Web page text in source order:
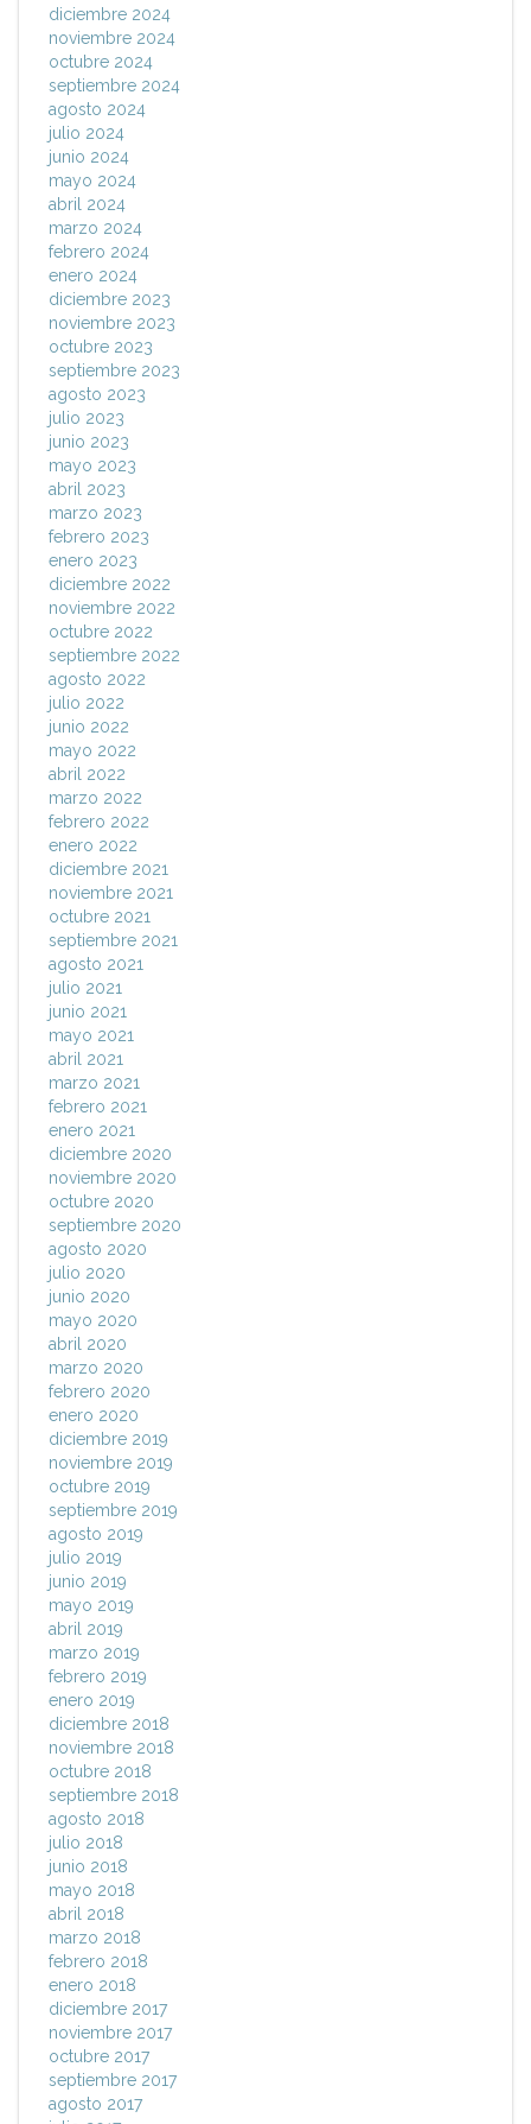
diciembre 2024
noviembre 2024
octubre 2024
septiembre 2024
agosto 2024
julio 2024
junio 2024
mayo 2024
abril 2024
marzo 2024
febrero 2024
enero 2024
diciembre 2023
noviembre 2023
octubre 2023
septiembre 2023
agosto 2023
julio 2023
junio 2023
mayo 2023
abril 2023
marzo 2023
febrero 2023
enero 2023
diciembre 2022
noviembre 2022
octubre 2022
septiembre 2022
agosto 2022
julio 2022
junio 2022
mayo 2022
abril 2022
marzo 2022
febrero 2022
enero 2022
diciembre 2021
noviembre 2021
octubre 2021
septiembre 2021
agosto 2021
julio 2021
junio 2021
mayo 2021
abril 2021
marzo 2021
febrero 2021
enero 2021
diciembre 2020
noviembre 2020
octubre 2020
septiembre 2020
agosto 2020
julio 2020
junio 2020
mayo 2020
abril 2020
marzo 2020
febrero 2020
enero 2020
diciembre 2019
noviembre 2019
octubre 2019
septiembre 2019
agosto 2019
julio 2019
junio 2019
mayo 2019
abril 2019
marzo 2019
febrero 2019
enero 2019
diciembre 2018
noviembre 2018
octubre 2018
septiembre 2018
agosto 2018
julio 2018
junio 2018
mayo 2018
abril 2018
marzo 2018
febrero 2018
enero 2018
diciembre 2017
noviembre 2017
octubre 2017
septiembre 2017
agosto 2017